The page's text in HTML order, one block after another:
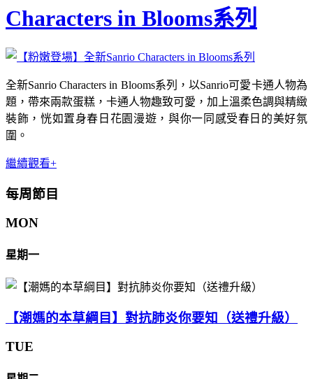
Characters in Blooms系列
全新Sanrio Characters in Blooms系列，以Sanrio可愛卡通人物為
題，帶來兩款蛋糕，卡通人物趣致可愛，加上溫柔色調與精緻
裝飾，恍如置身春日花園漫遊，與你一同感受春日的美好氛
圍。
繼續觀看+
每周節目
MON
星期一
【潮媽的本草綱目】對抗肺炎你要知（送禮升級）
TUE